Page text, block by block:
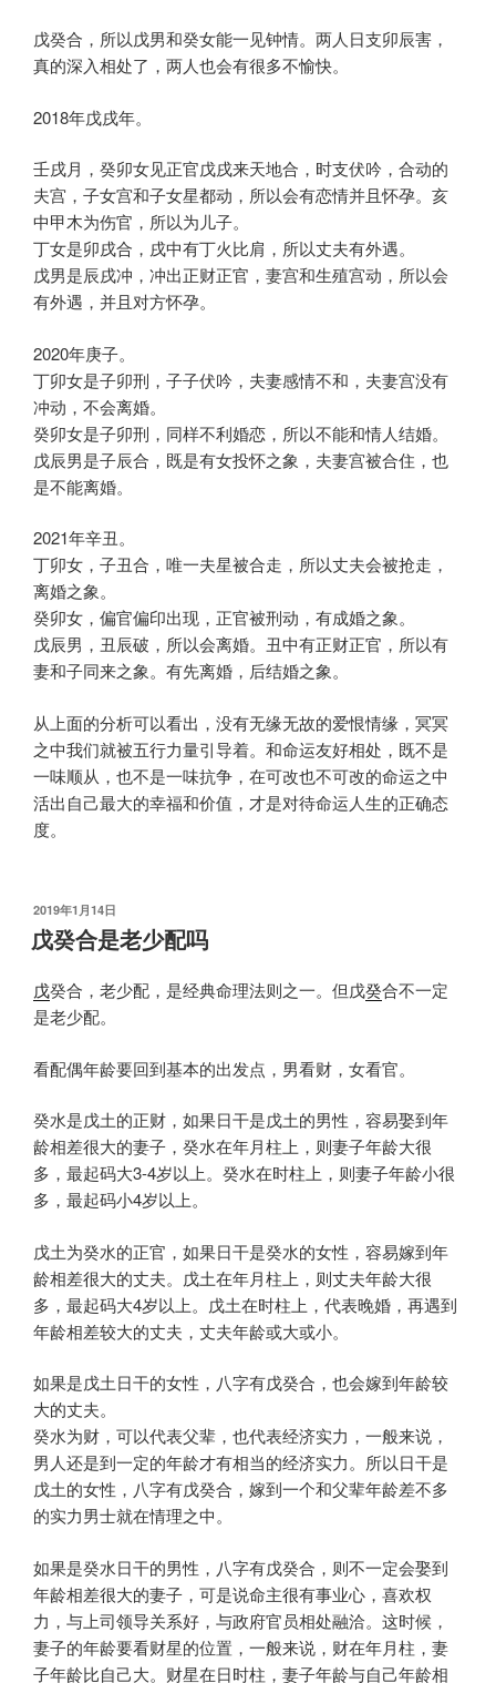
戊癸合，所以戊男和癸女能一见钟情。两人日支卯辰害，
真的深入相处了，两人也会有很多不愉快。
2018年戊戌年。
壬戌月，癸卯女见正官戊戌来天地合，时支伏吟，合动的
夫宫，子女宫和子女星都动，所以会有恋情并且怀孕。亥
中甲木为伤官，所以为儿子。
丁女是卯戌合，戌中有丁火比肩，所以丈夫有外遇。
戊男是辰戌冲，冲出正财正官，妻宫和生殖宫动，所以会
有外遇，并且对方怀孕。
2020年庚子。
丁卯女是子卯刑，子子伏吟，夫妻感情不和，夫妻宫没有
冲动，不会离婚。
癸卯女是子卯刑，同样不利婚恋，所以不能和情人结婚。
戊辰男是子辰合，既是有女投怀之象，夫妻宫被合住，也
是不能离婚。
2021年辛丑。
丁卯女，子丑合，唯一夫星被合走，所以丈夫会被抢走，
离婚之象。
癸卯女，偏官偏印出现，正官被刑动，有成婚之象。
戊辰男，丑辰破，所以会离婚。丑中有正财正官，所以有
妻和子同来之象。有先离婚，后结婚之象。
从上面的分析可以看出，没有无缘无故的爱恨情缘，冥冥
之中我们就被五行力量引导着。和命运友好相处，既不是
一味顺从，也不是一味抗争，在可改也不可改的命运之中
活出自己最大的幸福和价值，才是对待命运人生的正确态
度。
发
布
于
2019年1月14日
戊癸合是老少配吗
戊癸合，老少配，是经典命理法则之一。但戊癸合不一定
是老少配。
看配偶年龄要回到基本的出发点，男看财，女看官。
癸水是戊土的正财，如果日干是戊土的男性，容易娶到年
龄相差很大的妻子，癸水在年月柱上，则妻子年龄大很
多，最起码大3-4岁以上。癸水在时柱上，则妻子年龄小很
多，最起码小4岁以上。
戊土为癸水的正官，如果日干是癸水的女性，容易嫁到年
龄相差很大的丈夫。戊土在年月柱上，则丈夫年龄大很
多，最起码大4岁以上。戊土在时柱上，代表晚婚，再遇到
年龄相差较大的丈夫，丈夫年龄或大或小。
如果是戊土日干的女性，八字有戊癸合，也会嫁到年龄较
大的丈夫。
癸水为财，可以代表父辈，也代表经济实力，一般来说，
男人还是到一定的年龄才有相当的经济实力。所以日干是
戊土的女性，八字有戊癸合，嫁到一个和父辈年龄差不多
的实力男士就在情理之中。
如果是癸水日干的男性，八字有戊癸合，则不一定会娶到
年龄相差很大的妻子，可是说命主很有事业心，喜欢权
力，与上司领导关系好，与政府官员相处融洽。这时候，
妻子的年龄要看财星的位置，一般来说，财在年月柱，妻
子年龄比自己大。财星在日时柱，妻子年龄与自己年龄相